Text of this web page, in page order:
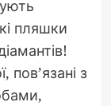
пляшки
пов’язані з